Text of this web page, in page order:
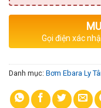
Gọi điện xác
Danh mục: Bơm Ebara Ly